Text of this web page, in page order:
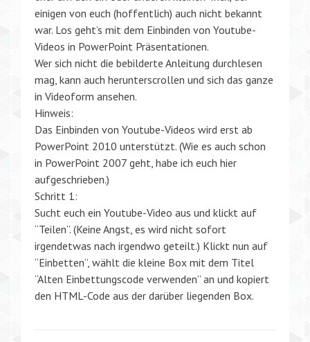
einigen von euch (hoffentlich) auch nicht bekannt
war. Los geht’s mit dem Einbinden von Youtube-
Videos in PowerPoint Präsentationen.
Wer sich nicht die bebilderte Anleitung durchlesen
mag, kann auch herunterscrollen und sich das ganze
in Videoform ansehen.
Hinweis:
Das Einbinden von Youtube-Videos wird erst ab
PowerPoint 2010 unterstützt. (Wie es auch schon
in PowerPoint 2007 geht, habe ich euch hier
aufgeschrieben.)
Schritt 1:
Sucht euch ein Youtube-Video aus und klickt auf
“Teilen”. (Keine Angst, es wird nicht sofort
irgendetwas nach irgendwo geteilt.) Klickt nun auf
“Einbetten”, wählt die kleine Box mit dem Titel
“Alten Einbettungscode verwenden” an und kopiert
den HTML-Code aus der darüber liegenden Box.